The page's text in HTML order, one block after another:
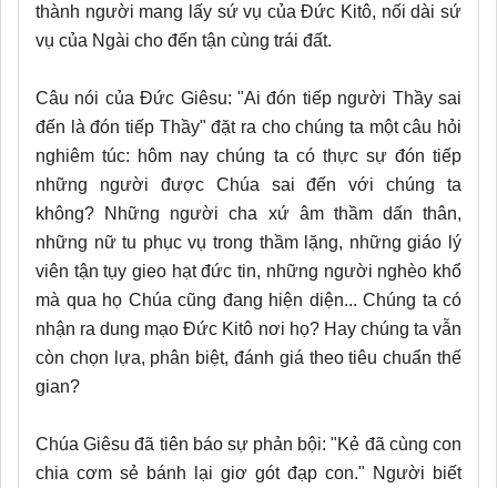
thành người mang lấy sứ vụ của Đức Kitô, nối dài sứ
vụ của Ngài cho đến tận cùng trái đất.
Câu nói của Đức Giêsu: "Ai đón tiếp người Thầy sai
đến là đón tiếp Thầy" đặt ra cho chúng ta một câu hỏi
nghiêm túc: hôm nay chúng ta có thực sự đón tiếp
những người được Chúa sai đến với chúng ta
không? Những người cha xứ âm thầm dấn thân,
những nữ tu phục vụ trong thầm lặng, những giáo lý
viên tận tụy gieo hạt đức tin, những người nghèo khổ
mà qua họ Chúa cũng đang hiện diện... Chúng ta có
nhận ra dung mạo Đức Kitô nơi họ? Hay chúng ta vẫn
còn chọn lựa, phân biệt, đánh giá theo tiêu chuẩn thế
gian?
Chúa Giêsu đã tiên báo sự phản bội: "Kẻ đã cùng con
chia cơm sẻ bánh lại giơ gót đạp con." Người biết